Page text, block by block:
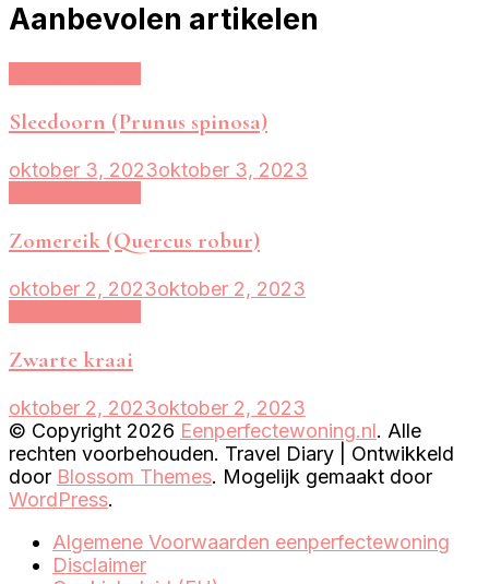
Aanbevolen artikelen
Sleedoorn (Prunus spinosa)
oktober 3, 2023oktober 3, 2023
Zomereik (Quercus robur)
oktober 2, 2023oktober 2, 2023
Zwarte kraai
oktober 2, 2023oktober 2, 2023
© Copyright 2026 Eenperfectewoning.nl. Alle
rechten voorbehouden. Travel Diary | Ontwikkeld
door Blossom Themes. Mogelijk gemaakt door
WordPress.
Algemene Voorwaarden eenperfectewoning
Disclaimer